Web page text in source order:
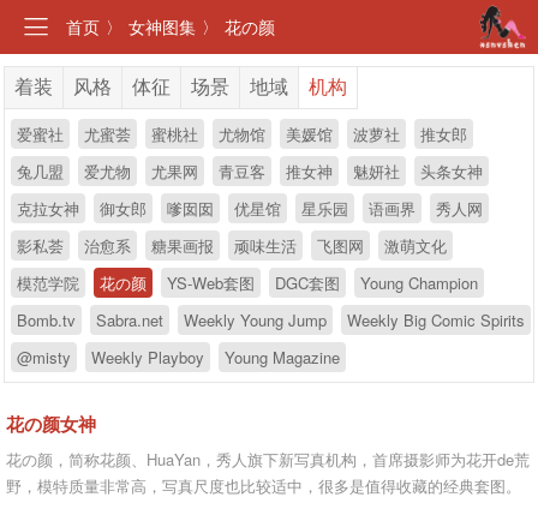
首页 〉 女神图集 〉 花の颜
着装 风格 体征 场景 地域 机构
爱蜜社 尤蜜荟 蜜桃社 尤物馆 美媛馆 波萝社
推女郎
兔几盟
爱尤物 尤果网 青豆客 推女神 魅妍社
头条女神
克拉女神
御女郎 嗲囡囡 优星馆 星乐园 语画界
秀人网
影私荟
治愈系 糖果画报 顽味生活 飞图网
激萌文化
模范学院
花の颜 YS-Web套图 DGC套图
Young Champion
Bomb.tv
Sabra.net Weekly Young Jump
Weekly Big Comic Spirits
@misty
Weekly Playboy Young Magazine
花の颜女神
花の颜，简称花颜、HuaYan，秀人旗下新写真机构，首席摄影师为花开de荒
野，模特质量非常高，写真尺度也比较适中，很多是值得收藏的经典套图。